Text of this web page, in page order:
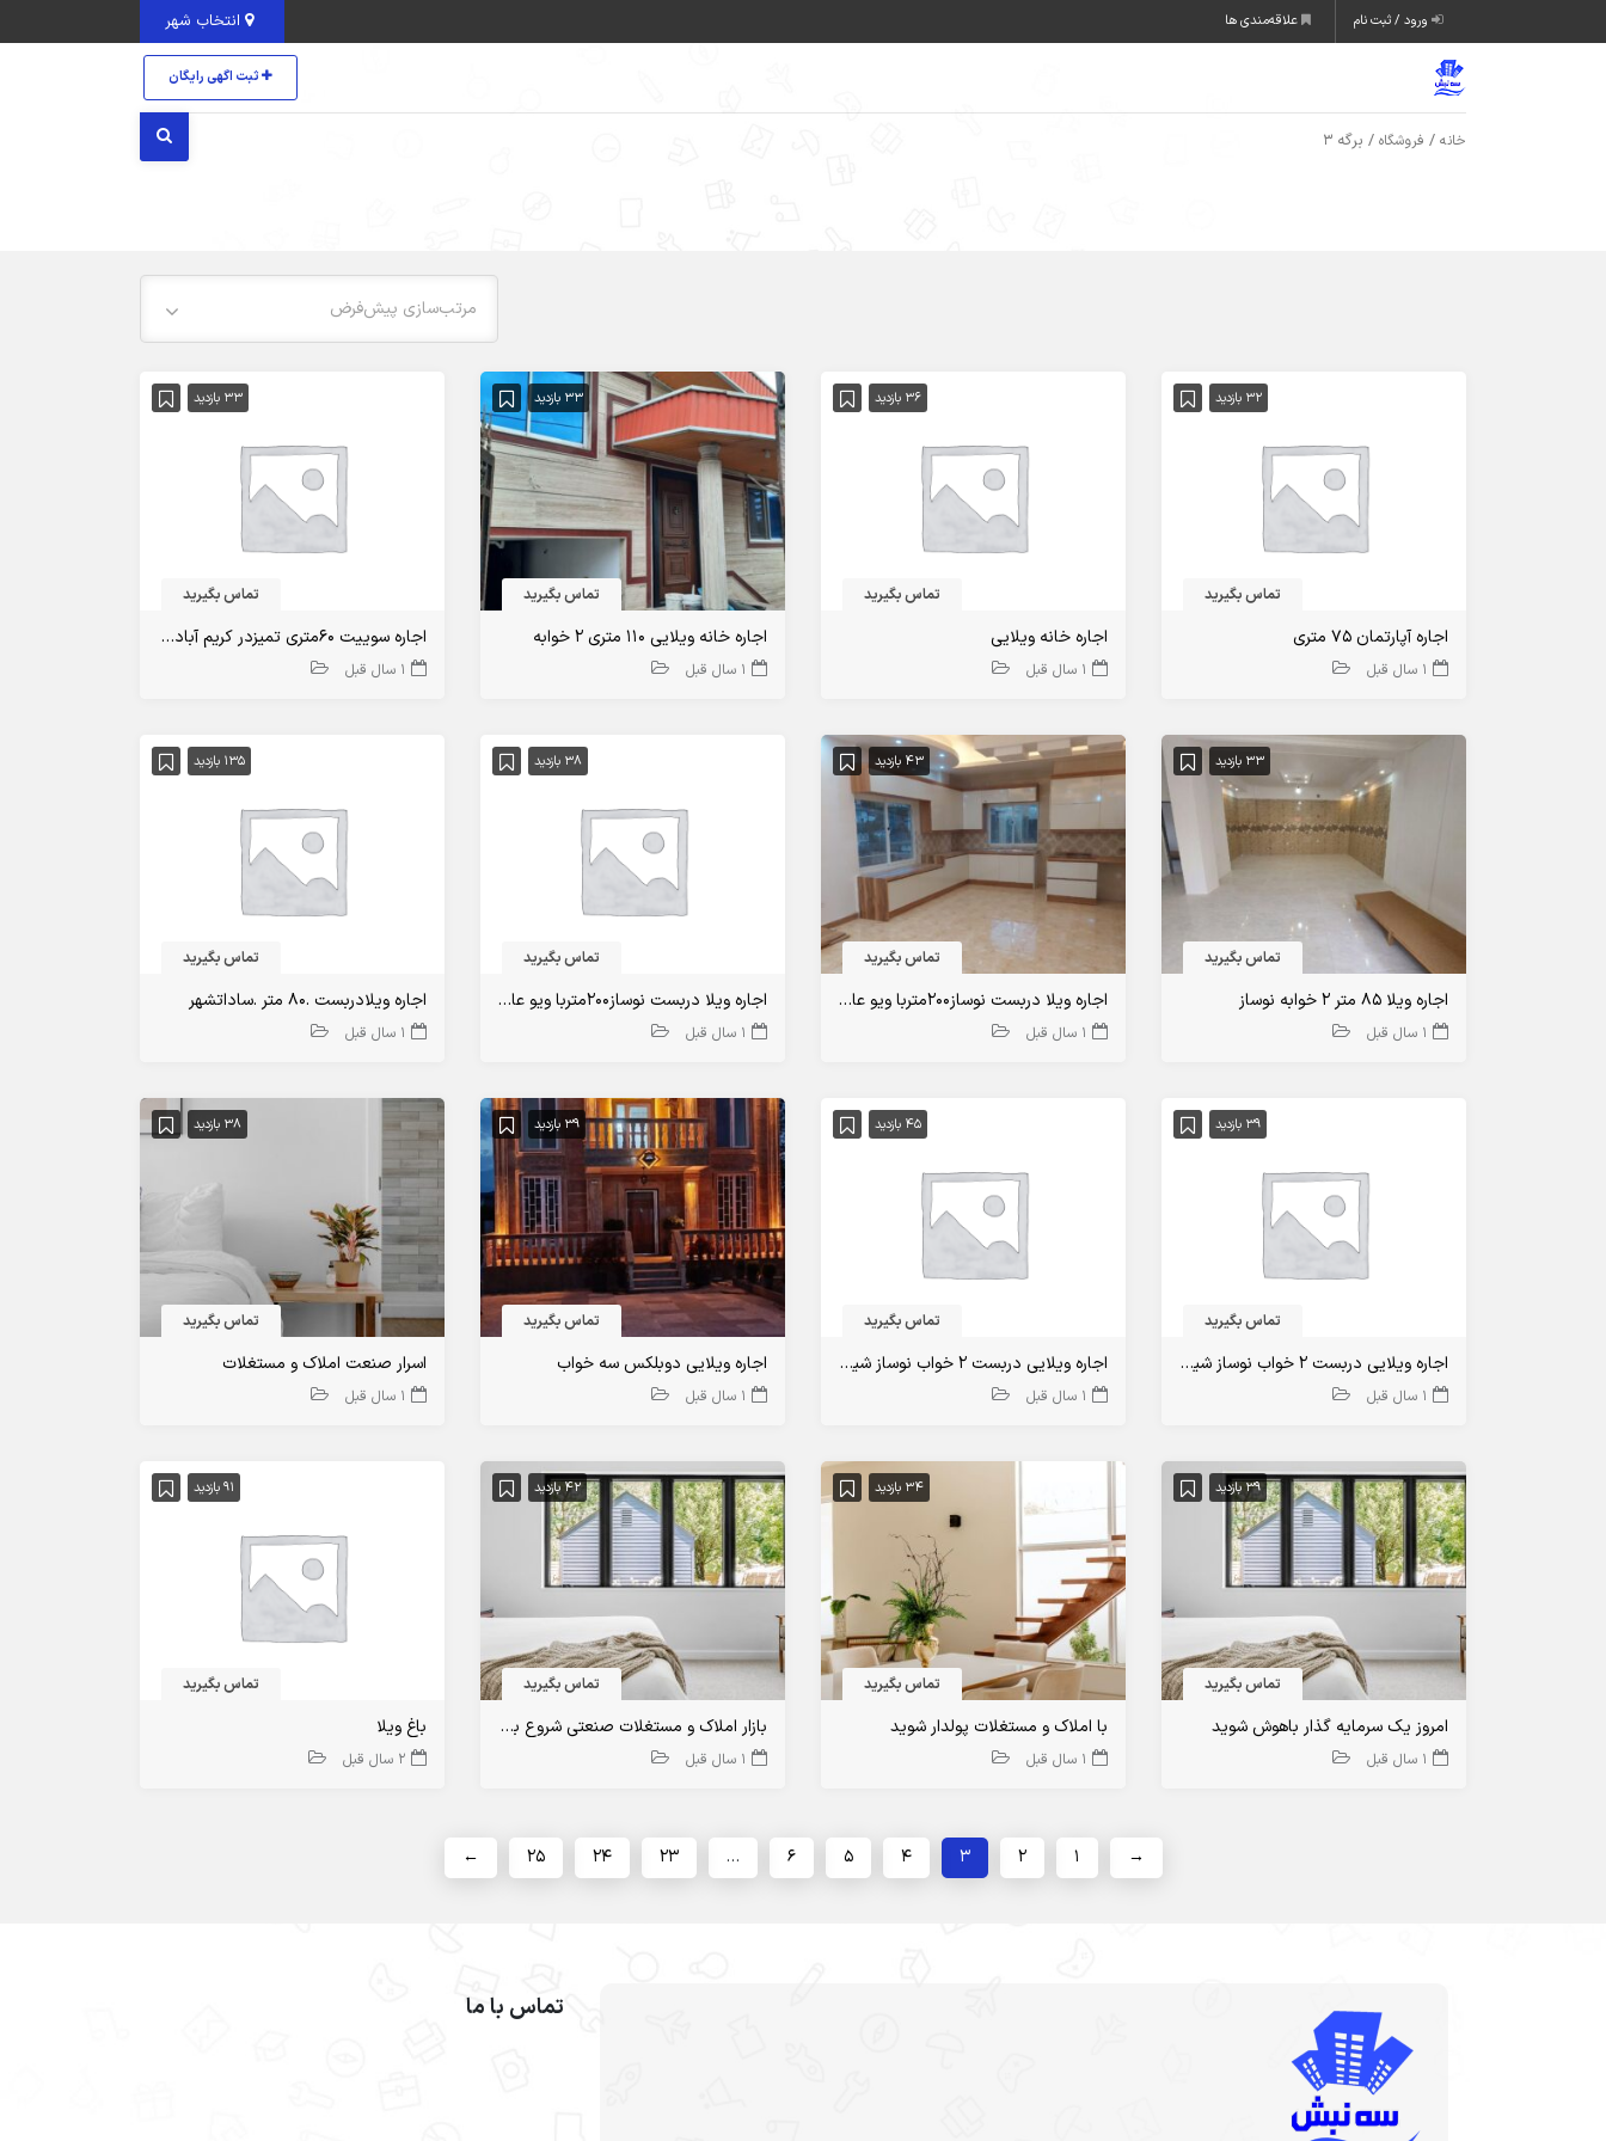
ورود / ثبت نام علاقه‌مندی ها
ثبت اگهی رایگان
خانه / فروشگاه / برگه 3
مرتب‌سازی پیش‌فرض
32 بازدید
تماس بگیرید
اجاره آپارتمان ۷۵ متری
1 سال قبل
36 بازدید
تماس بگیرید
اجاره خانه ویلایی
1 سال قبل
33 بازدید
تماس بگیرید
اجاره خانه ویلایی ۱۱۰ متری ۲ خوابه
1 سال قبل
33 بازدید
تماس بگیرید
اجاره سوییت ۶۰متری تمیزدر کریم آباد تنکابن
1 سال قبل
33 بازدید
تماس بگیرید
اجاره ویلا 85 متر 2 خوابه نوساز
1 سال قبل
43 بازدید
تماس بگیرید
اجاره ویلا دربست نوساز۲۰۰متربا ویو عالی تنکابن
1 سال قبل
38 بازدید
تماس بگیرید
اجاره ویلا دربست نوساز۲۰۰متربا ویو عالی تنکابن
1 سال قبل
135 بازدید
تماس بگیرید
اجاره ویلادربست .۸۰ متر .ساداتشهر
1 سال قبل
39 بازدید
تماس بگیرید
اجاره ویلایی دربست ۲ خواب نوساز شیک تنکابن
1 سال قبل
45 بازدید
تماس بگیرید
اجاره ویلایی دربست ۲ خواب نوساز شیک تنکابن
1 سال قبل
39 بازدید
تماس بگیرید
اجاره ویلایی دوبلکس سه خواب
1 سال قبل
38 بازدید
تماس بگیرید
اسرار صنعت املاک و مستغلات
1 سال قبل
39 بازدید
تماس بگیرید
امروز یک سرمایه گذار باهوش شوید
1 سال قبل
34 بازدید
تماس بگیرید
با املاک و مستغلات پولدار شوید
1 سال قبل
42 بازدید
تماس بگیرید
بازار املاک و مستغلات صنعتی شروع به شتاب گرفتن می کند.
1 سال قبل
91 بازدید
تماس بگیرید
باغ ویلا
2 سال قبل
→
1
2
3
4
5
6
…
23
24
25
←
تماس با ما